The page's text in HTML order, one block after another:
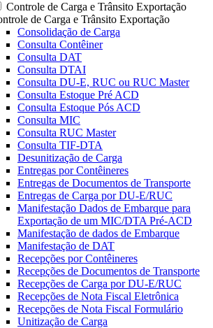
Controle de Carga e Trânsito Exportação
de Carga e Trânsito Exportação
Consolidação de Carga
Consulta Contêiner
Consulta DAT
Consulta DTAI
Consulta DU-E, RUC ou RUC Master
Consulta Estoque Pré ACD
Consulta Estoque Pós ACD
Consulta MIC
Consulta RUC Master
Consulta TIF-DTA
Desunitização de Carga
Entregas por Contêineres
Entregas de Documentos de Transporte
Entregas de Carga por DU-E/RUC
Manifestação Dados de Embarque para
Exportação de um MIC/DTA Pré-ACD
Manifestação de dados de Embarque
Manifestação de DAT
Recepções por Contêineres
Recepções de Documentos de Transporte
Recepções de Carga por DU-E/RUC
Recepções de Nota Fiscal Eletrônica
Recepções de Nota Fiscal Formulário
Unitização de Carga